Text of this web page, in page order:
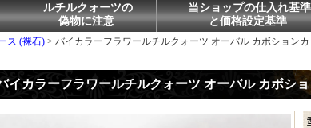
ルチルクォーツの
偽物に注意
当ショップの仕入れ基準
と価格設定基準
ス (裸石) > バイカラーフラワールチルクォーツ オーバル カボション
イカラーフラワールチルクォーツ オーバル カボシ